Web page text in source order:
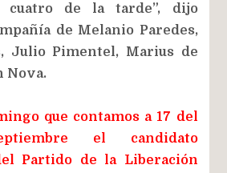
de la tarde”, dijo
de Melanio Paredes,
Julio Pimentel, Marius de
Nova.
que contamos a 17 del
el candidato
Partido de la Liberación